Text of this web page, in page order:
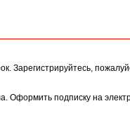
Зарегистрируйтесь,
Оформить подписку на